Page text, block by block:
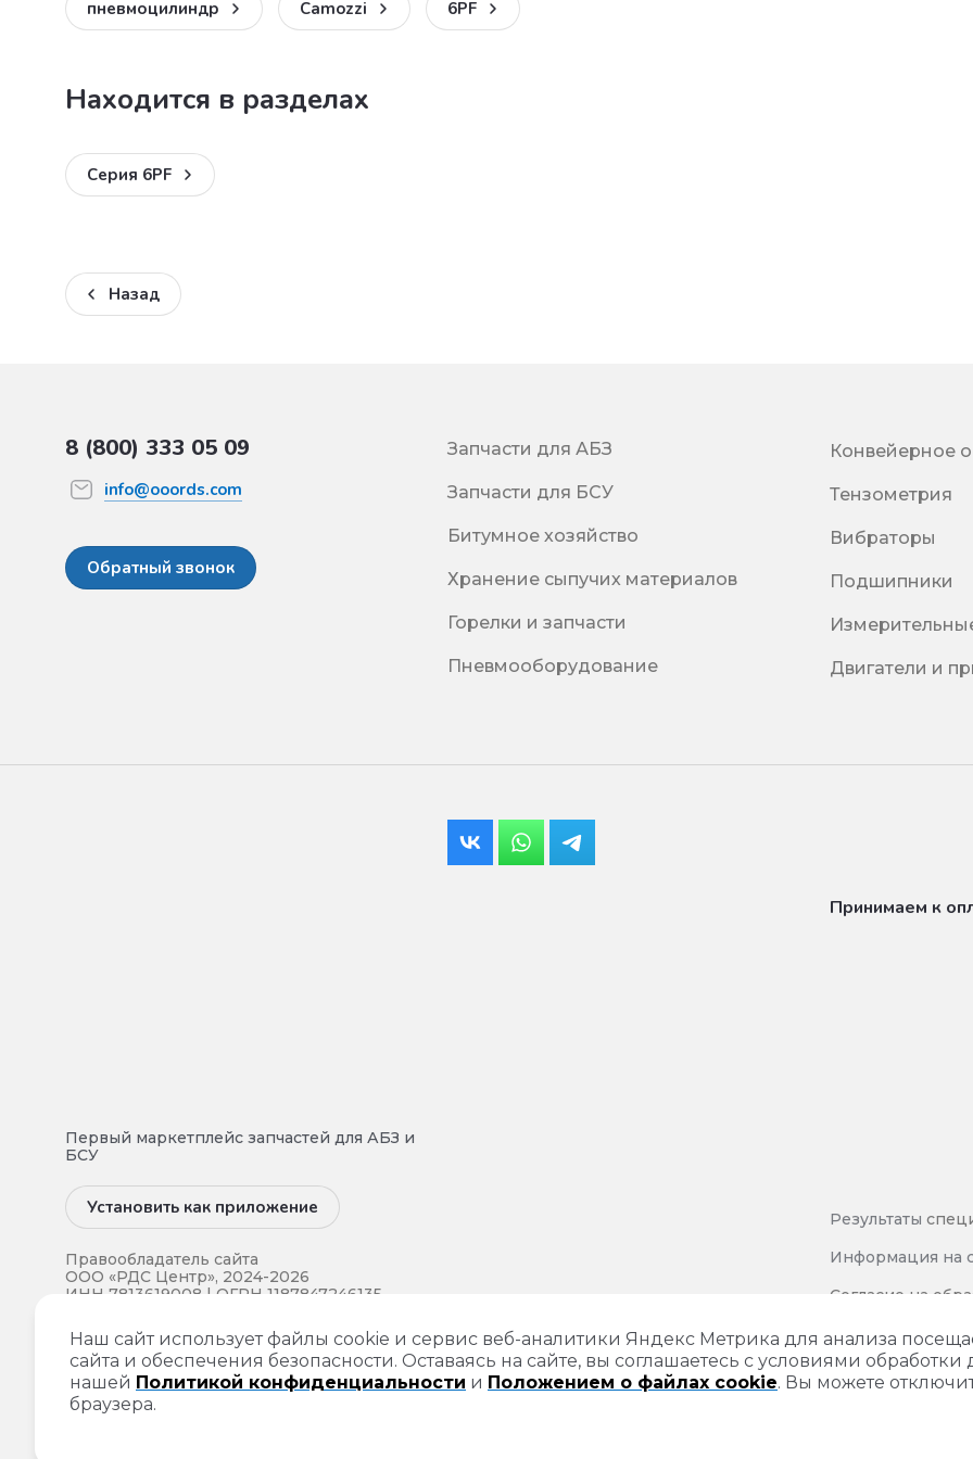
пневмоцилиндр Camozzi 6PF
Находится в разделах
Серия 6PF
Назад
8 (800) 333 05 09
info@ooords.com
Обратный звонок
Запчасти для АБЗ
Запчасти для БСУ
Битумное хозяйство
Хранение сыпучих материалов
Горелки и запчасти
Пневмооборудование
Конвейерное
Тензометрия
Вибраторы
Подшипники
Двигатели и
Первый маркетплейс запчастей для АБЗ и
БСУ
Установить как приложение
Правообладатель сайта
ООО «РДС Центр», 2024-2026
ИНН 7813619008 | ОГРН 1187847246135.
Все права на интеллектуальную
собственность и прочие права
собственности на информацию,
опубликованную на данном сайте,
принадлежат компании ООО «РДС
Центр».
Принимаем к
Результаты
Информация на
Согласие на
Политика
Наш сайт использует файлы cookie и сервис веб-аналитики Яндекс Метрика для анализа
сайта и обеспечения безопасности. Оставаясь на сайте, вы соглашаетесь с условиями обработки
нашей Политикой конфиденциальности и Положением о файлах cookie. Вы можете
браузера.